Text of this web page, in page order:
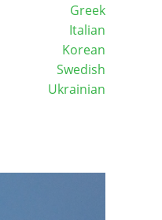
Greek
Italian
Korean
Swedish
Ukrainian